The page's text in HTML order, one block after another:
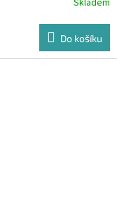
Skladem
Do košíku